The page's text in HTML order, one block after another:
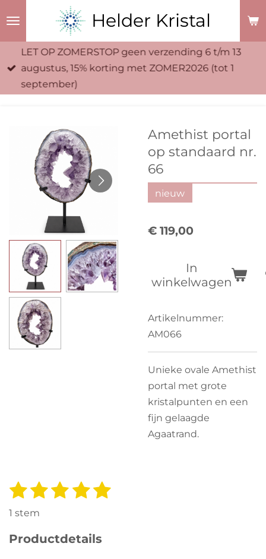
naar
Helder Kristal
LET OP ZOMERSTOP geen verzending 6 t/m 13
augustus, 15% korting met ZOMER2026 (tot 1
september)
Amethist portal
op standaard nr.
66
nieuw
€ 119,00
In
winkelwagen
Artikelnummer:
AM066
Unieke ovale Amethist
portal met grote
kristalpunten en een
fijn gelaagde
Agaatrand.
R
t
i
1
s
e
2
s
e
3
e
4
e
5
e
S
1 stem
Productdetails